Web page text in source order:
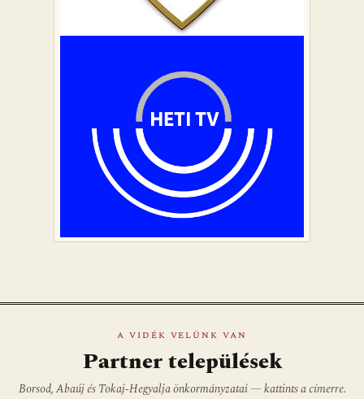
A VIDÉK VELÜNK VAN
Partner települések
Borsod, Abaúj és Tokaj-Hegyalja önkormányzatai — kattints a címerre.